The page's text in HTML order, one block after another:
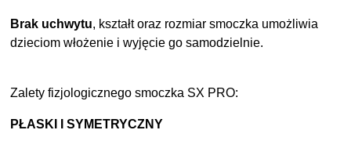
Brak uchwytu, kształt oraz rozmiar smoczka umożliwia
dzieciom włożenie i wyjęcie go samodzielnie.
Zalety fizjologicznego smoczka SX PRO:
PŁASKI I SYMETRYCZNY